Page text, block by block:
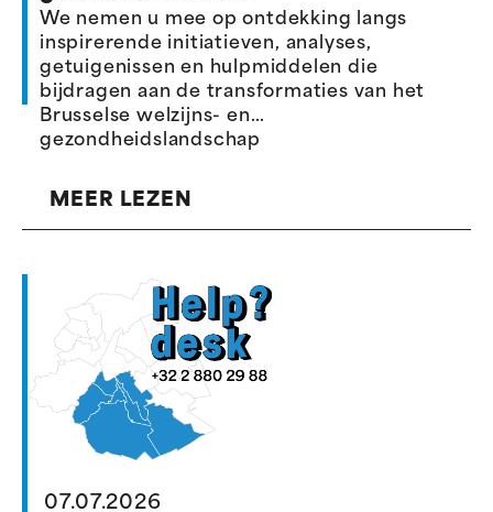
We nemen u mee op ontdekking langs
inspirerende initiatieven, analyses,
getuigenissen en hulpmiddelen die
bijdragen aan de transformaties van het
Brusselse welzijns- en
gezondheidslandschap
MEER LEZEN
07.07.2026